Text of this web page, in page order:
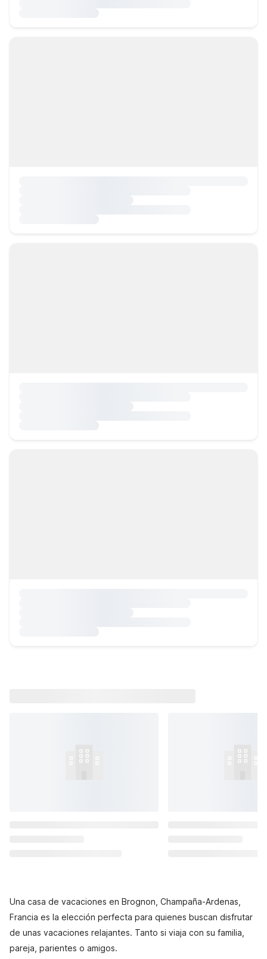
Una casa de vacaciones en Brognon, Champaña-Ardenas,
Francia es la elección perfecta para quienes buscan disfrutar
de unas vacaciones relajantes. Tanto si viaja con su familia,
pareja, parientes o amigos.